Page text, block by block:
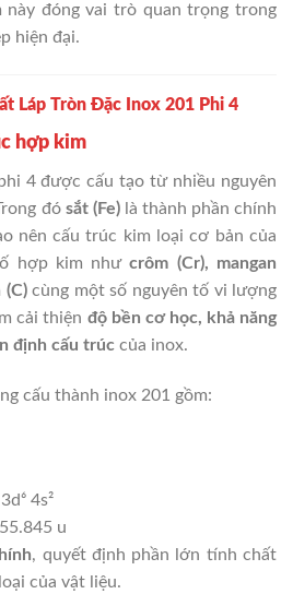
này đóng vai trò quan trọng trong
hiện đại.
Láp Tròn Đặc Inox 201 Phi 4
hợp kim
4 được cấu tạo từ nhiều nguyên
đó sắt (Fe)là thành phần chính
nên cấu trúc kim loại cơ bản của
hợp kim nhưcrôm (Cr), mangan
(C)cùng một số nguyên tố vi lượng
cải thiện độ bền cơ học, khả năng
định cấu trúc của inox.
cấu thành inox 201 gồm:
4s²
55.845 u
, quyết định phần lớn tính chất
của vật liệu.